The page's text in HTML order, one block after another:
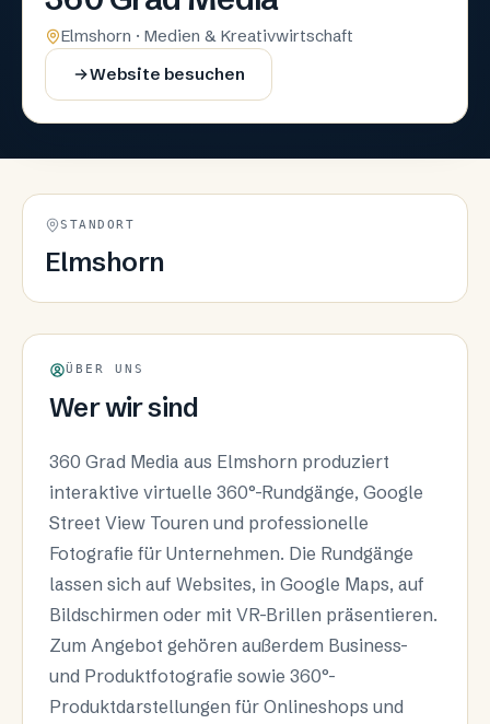
Elmshorn · Medien & Kreativwirtschaft
Website besuchen
STANDORT
Elmshorn
ÜBER UNS
Wer wir sind
360 Grad Media aus Elmshorn produziert
interaktive virtuelle 360°-Rundgänge, Google
Street View Touren und professionelle
Fotografie für Unternehmen. Die Rundgänge
lassen sich auf Websites, in Google Maps, auf
Bildschirmen oder mit VR-Brillen präsentieren.
Zum Angebot gehören außerdem Business-
und Produktfotografie sowie 360°-
Produktdarstellungen für Onlineshops und